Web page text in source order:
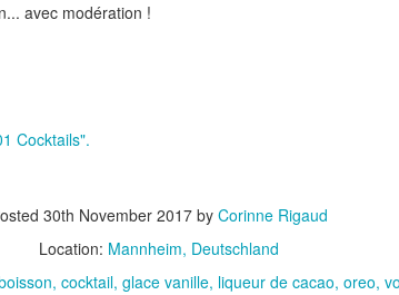
avec modération !
Cocktails".
30th November 2017 by Corinne Rigaud
Location: Mannheim, Deutschland
cocktail glace vanille liqueur de cacao oreo